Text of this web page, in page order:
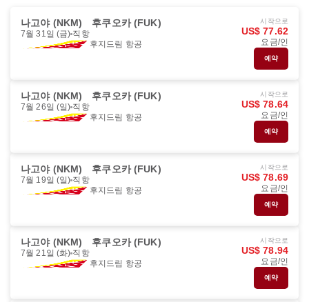
나고야 (NKM) 후쿠오카 (FUK)
7월 31일 (금) 직항
후지드림 항공
시작으로
US$ 77.62
요금/인
예약
나고야 (NKM) 후쿠오카 (FUK)
7월 26일 (일) 직항
후지드림 항공
시작으로
US$ 78.64
요금/인
예약
나고야 (NKM) 후쿠오카 (FUK)
7월 19일 (일) 직항
후지드림 항공
시작으로
US$ 78.69
요금/인
예약
나고야 (NKM) 후쿠오카 (FUK)
7월 21일 (화) 직항
후지드림 항공
시작으로
US$ 78.94
요금/인
예약